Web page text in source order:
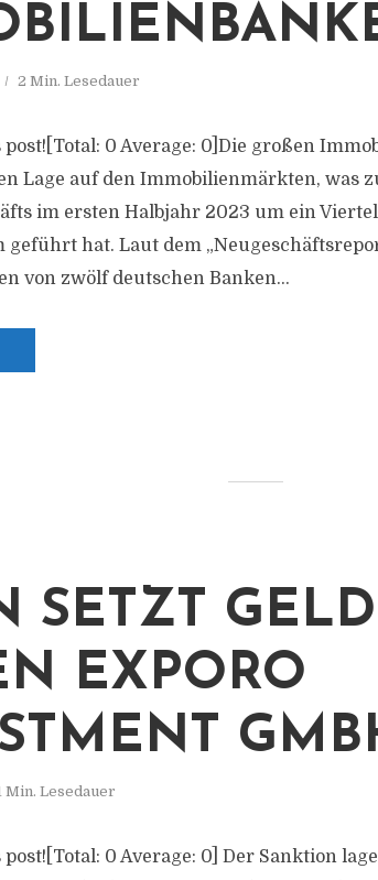
2 Min. Lesedauer
post![Total: 0 Average: 0]Die großen
Lage auf den Immobilienmärkten, was
im ersten Halbjahr 2023 um ein
geführt hat. Laut dem
von zwölf deutschen Banken...
SETZT
EXPORO I
Min. Lesedauer
0 Average: 0] Der Sanktion